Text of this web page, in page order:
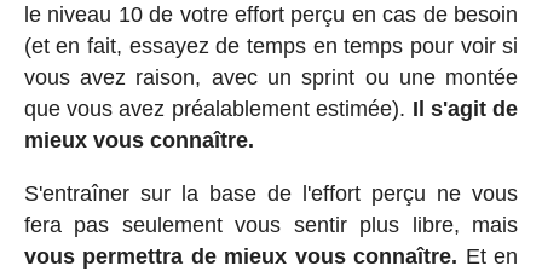
le niveau 10 de votre effort perçu en cas de besoin
(et en fait, essayez de temps en temps pour voir si
vous avez raison, avec un sprint ou une montée
que vous avez préalablement estimée). Il s'agit de
mieux vous connaître.
S'entraîner sur la base de l'effort perçu ne vous
fera pas seulement vous sentir plus libre, mais
vous permettra de mieux vous connaître. Et en